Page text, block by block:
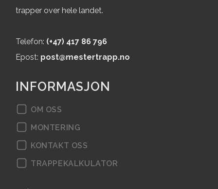
Mester project 72
Mester project 70
Mester project 68
Mester project 67
trapper over hele landet.
Telefon: (+47) 417 86 796
Epost: post@mestertrapp.no
INFORMASJON
OM OSS
MONTERING
KONTAKT OSS
TRAPPEKALKULATOR